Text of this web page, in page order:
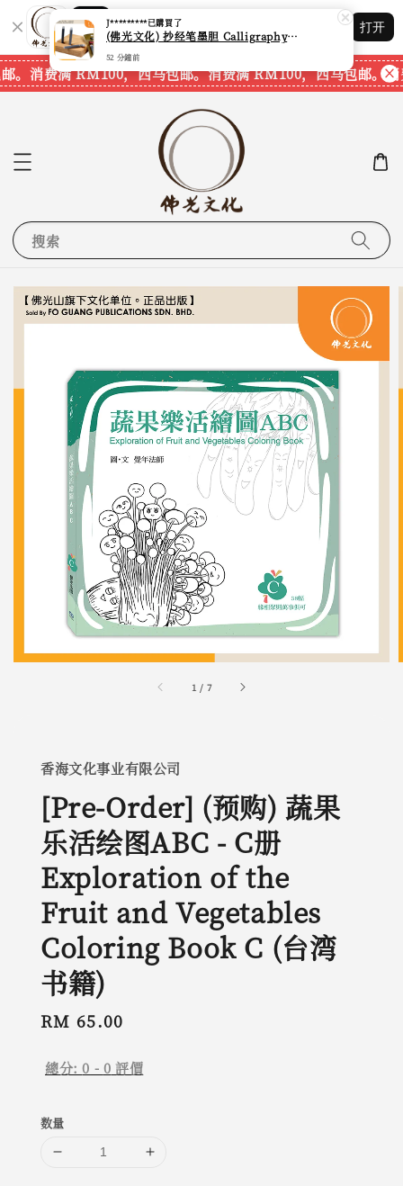
Shopping: 追踪您的订单
您信赖的商店
打开
。消费满 RM100，西马包邮。消费满 RM100，西马包邮。消
搜索
1 / 7
香海文化事业有限公司
[Pre-Order] (预购) 蔬果
乐活绘图ABC - C册
Exploration of the
Fruit and Vegetables
Coloring Book C (台湾
书籍)
Regular
RM 65.00
總分:0 - 0 評價
数量